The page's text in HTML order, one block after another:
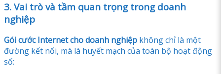
3. Vai trò và tầm quan trọng trong doanh
nghiệp
Gói cước Internet cho doanh nghiệp không chỉ là một
đường kết nối, mà là huyết mạch của toàn bộ hoạt động
số: